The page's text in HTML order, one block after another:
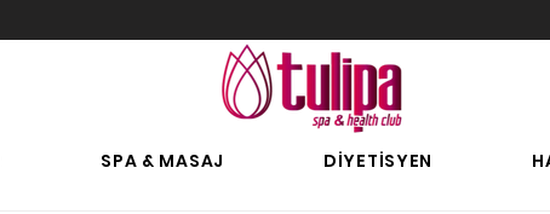
SPA & MASAJ DİYETİSYEN